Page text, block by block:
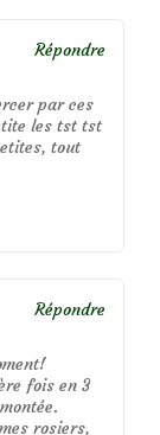
par ces
les tst tst
tout
Répondre
fois en 3
rosiers,
Répondre